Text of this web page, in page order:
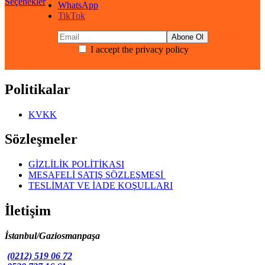
₺16.626,87.fiyat:
WhatsApp
TikTok
I accept the privacy policy
Politikalar
KVKK
Sözleşmeler
GİZLİLİK POLİTİKASI
MESAFELİ SATIŞ SÖZLEŞMESİ
TESLİMAT VE İADE KOŞULLARI
İletişim
İstanbul/Gaziosmanpaşa
(0212) 519 06 72